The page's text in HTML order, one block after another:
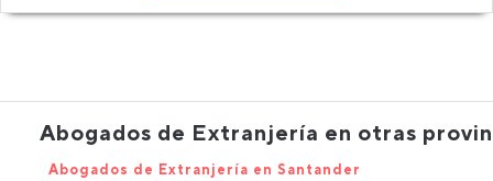
Abogados de Extranjería en otras
Abogados de Extranjería en Santander